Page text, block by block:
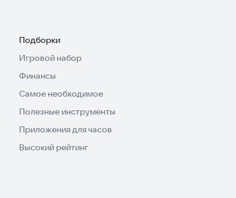
Подборки
Игровой набор
Финансы
Самое необходимое
Полезные инструменты
Приложения для часов
Высокий рейтинг